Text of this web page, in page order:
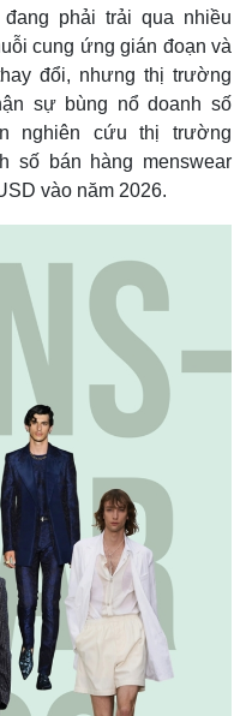
phải trải qua nhiều
cung ứng gián đoạn và
đổi, nhưng thị trường
sự bùng nổ doanh số
nghiên cứu thị trường
số bán hàng menswear
vào năm 2026.